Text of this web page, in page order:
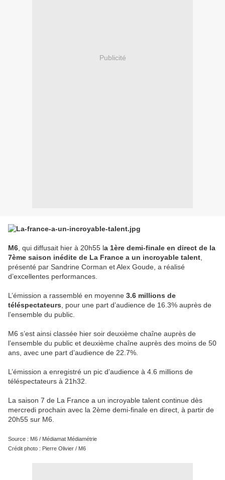
Publicité
M6 , qui diffusait hier à 20h55 la 1ère demi-finale en direct de la
7ème saison inédite de La France a un incroyable talent
présenté par Sandrine Corman et Alex Goude, a réalisé
d’excellentes performances.
L’émission a rassemblé en moyenne 3.6 millions de
téléspectateurs , pour une part d’audience de 16.3% auprès de
l’ensemble du public.
M6 s’est ainsi classée hier soir deuxième chaîne auprès de
l’ensemble du public et deuxième chaîne auprès des moins de 50
ans, avec une part d’audience de 22.7%.
L’émission a enregistré un pic d’audience à 4.6 millions de
téléspectateurs à 21h32.
La saison 7 de La France a un incroyable talent continue dès
mercredi prochain avec la 2ème demi-finale en direct, à partir de
20h55 sur M6.
Source : M6 / Médiamat Médiamétrie
Crédit photo : Pierre Olivier / M6